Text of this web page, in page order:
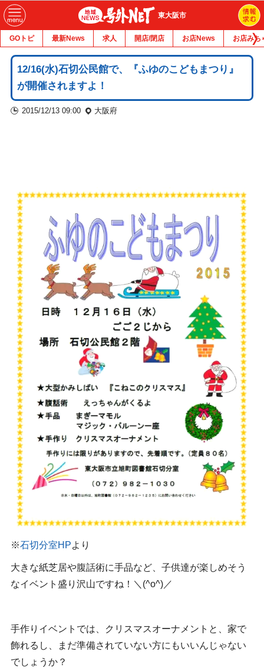
東大阪市
GOトピ 最新News 求人 開店/閉店 お店News お店みち
12/16(水)石切公民館で、『ふゆのこどもまつり』
が開催されますよ！
2015/12/13 09:00 大阪府
※石切分室HPより
大きな紙芝居や腹話術に手品など、子供達が楽しめそう
なイベント盛り沢山ですね！＼(^o^)／
手作りイベントでは、クリスマスオーナメントと、家で
飾れるし、まだ準備されていない方にもいいんじゃない
でしょうか？